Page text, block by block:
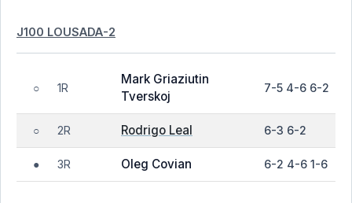
J100 LOUSADA-2
○ 1R
Mark Griaziutin
Tverskoj
7-5 4-6 6-2
○ 2R Rodrigo Leal 6-3 6-2
● 3R Oleg Covian 6-2 4-6 1-6